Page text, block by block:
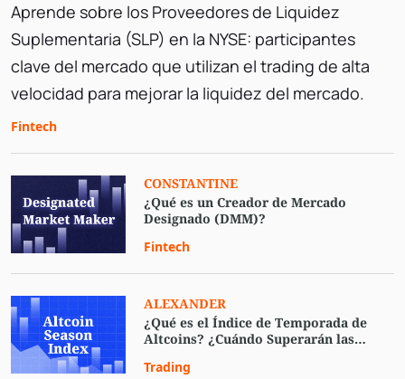
Aprende sobre los Proveedores de Liquidez
Suplementaria (SLP) en la NYSE: participantes
clave del mercado que utilizan el trading de alta
velocidad para mejorar la liquidez del mercado.
Fintech
CONSTANTINE
¿Qué es un Creador de Mercado
Designado (DMM)?
Fintech
ALEXANDER
¿Qué es el Índice de Temporada de
Altcoins? ¿Cuándo Superarán las
Trading